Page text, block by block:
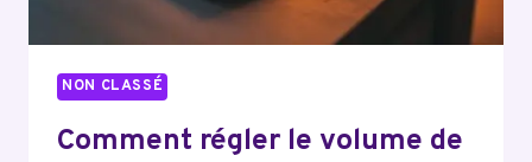
NON CLASSÉ
Comment régler le volume de